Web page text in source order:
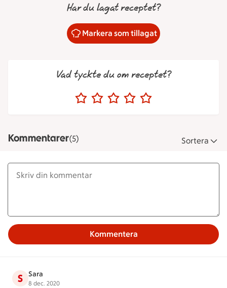
Har du lagat receptet?
Markera som tillagat
Vad tyckte du om receptet?
Kommentarer(5) Sortera
Kommentera
S Sara
8 dec. 2020